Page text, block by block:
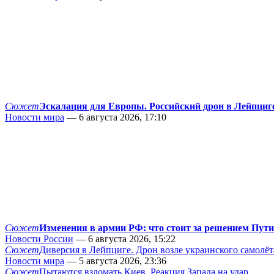
СюжетЭскалация для Европы. Российский дрон в
Новости мира — 6 августа 2026, 17:10
СюжетИзменения в армии РФ: что стоит за решением
Новости России — 6 августа 2026, 15:22
СюжетДиверсия в Лейпциге. Дрон возле украинского
Новости мира — 5 августа 2026, 23:36